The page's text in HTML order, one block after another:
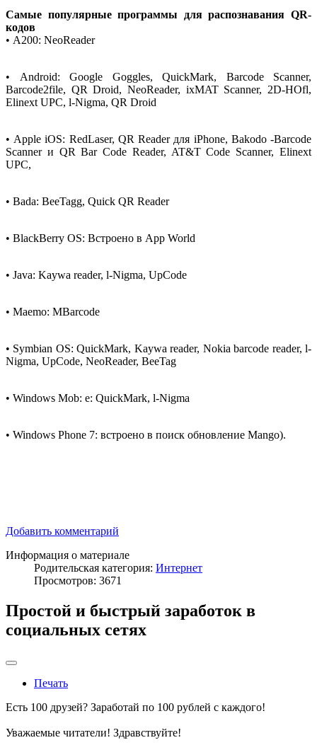
Самые популярные программы для распознавания QR-
кодов
• А200: NeoReader
• Android: Google Goggles, QuickMark, Barcode Scanner,
Barcode2file, QR Droid, NeoReader, ixMAT Scanner, 2D-HOfl,
Elinext UPC, l-Nigma, QR Droid
• Apple iOS: RedLaser, QR Reader для iPhone, Bakodo -Barcode
Scanner и QR Bar Code Reader, AT&T Code Scanner, Elinext
UPC,
• Bada: BeeTagg, Quick QR Reader
• BlackBerry OS: Встроено в Арр World
• Java: Kaywa reader, l-Nigma, UpCode
• Maemo: MBarcode
• Symbian OS: QuickMark, Kaywa reader, Nokia barcode reader, l-
Nigma, UpCode, NeoReader, BeeTag
• Windows Mob: e: QuickMark, l-Nigma
• Windows Phone 7: встроено в поиск обновление Mango).
Добавить комментарий
Информация о материале
Родительская категория: Интернет
Просмотров: 3671
Простой и быстрый заработок в
социальных сетях
Печать
Есть 100 друзей? Заработай по 100 рублей с каждого!
Уважаемые читатели! Здравствуйте!